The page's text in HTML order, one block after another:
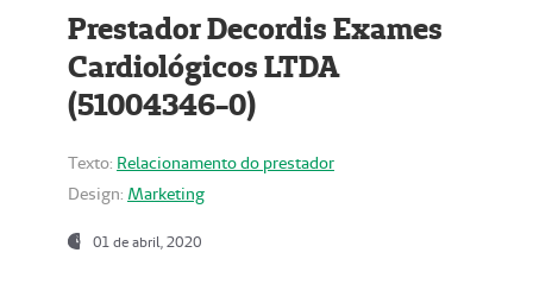
Prestador Decordis Exames
Cardiológicos LTDA
(51004346-0)
Texto: Relacionamento do prestador
Design: Marketing
01 de abril, 2020